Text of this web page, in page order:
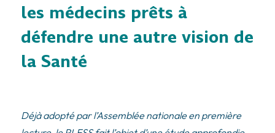
les médecins prêts à
défendre une autre vision de
la Santé
Déjà adopté par l’Assemblée nationale en première